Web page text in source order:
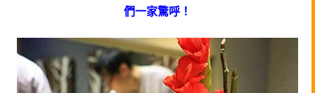
們一家驚呼！